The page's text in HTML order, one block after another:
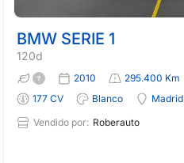
BMW SERIE 1
120d
2010 295.400 Km
177 CV
Blanco
Madrid
Vendido por: Roberauto